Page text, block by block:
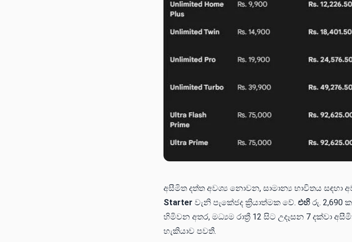
අසීමිත දත්ත අවශ්‍ය නොවන, සාමාන්‍ය භාවිතය
Starter වැනි පැකේජද ක්‍රියාත්මක වේ. එහි රු. 2,690
හිමිවන අතර, මධ්‍යම රාත්‍රී 12 සිට උදෑසන 7 දක්වා
හැකියාව පවතී.